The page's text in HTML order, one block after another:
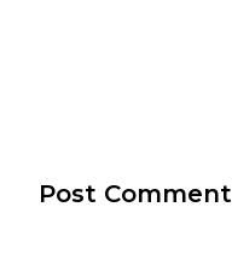
Post Comment